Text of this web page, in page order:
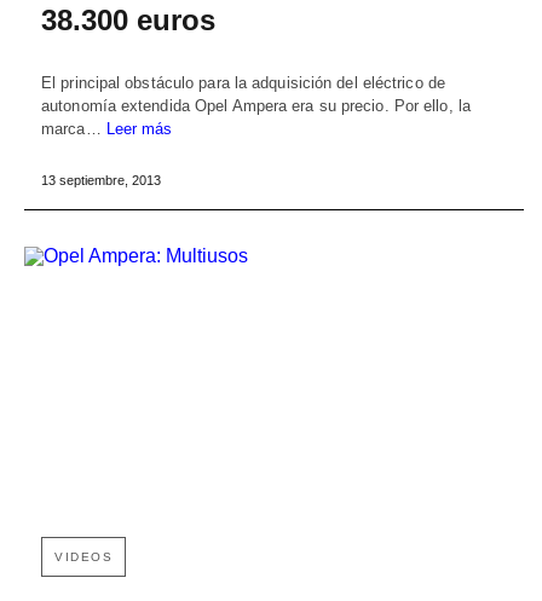
38.300 euros
El principal obstáculo para la adquisición del eléctrico de
autonomía extendida Opel Ampera era su precio. Por ello, la
marca…
Leer más
13 septiembre, 2013
VIDEOS